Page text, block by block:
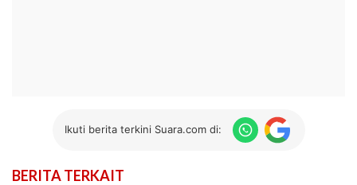
Ikuti berita terkini Suara.com di:
BERITA TERKAIT